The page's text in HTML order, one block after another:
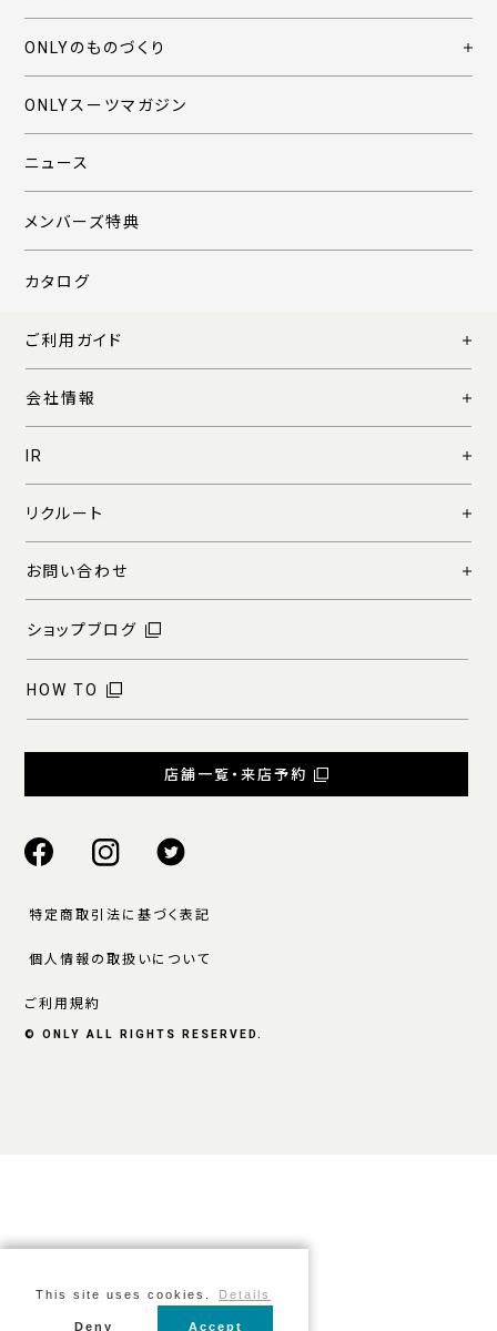
ONLYのものづくり
ONLYスーツマガジン
ニュース
メンバーズ特典
カタログ
ご利用ガイド
会社情報
IR
リクルート
お問い合わせ
ショップブログ
HOW TO
店舗一覧・来店予約
特定商取引法に基づく表記
個人情報の取扱いについて
ご利用規約
© ONLY ALL RIGHTS RESERVED.
This site uses cookies. Details
Deny Accept